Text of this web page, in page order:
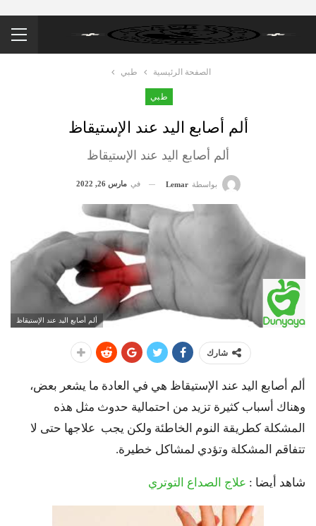
الصفحة الرئيسية طبي
طبي
ألم أصابع اليد عند الإستيقاظ
ألم أصابع اليد عند الإستيقاظ
بواسطة Lemar في مارس 26, 2022
ألم أصابع اليد عند الإستيقاظ
شارك
ألم أصابع اليد عند الإستيقاظ هي في العادة ما يشعر بعض،
وهناك أسباب كثيرة تزيد من احتمالية حدوث مثل هذه
المشكلة كطريقة النوم الخاطئة ولكن يجب علاجها حتى لا
تتفاقم المشكلة وتؤدي لمشاكل خطيرة.
شاهد أيضا : علاج الصداع التوتري